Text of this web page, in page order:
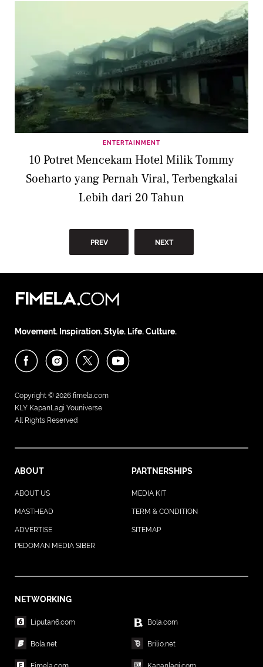
ENTERTAINMENT
10 Potret Mencekam Hotel Milik Tommy
Soeharto yang Pernah Viral, Terbengkalai
Lebih dari 20 Tahun
PREV NEXT
Movement. Inspiration. Style. Life. Culture.
Copyright © 2026 fimela.com
KLY KapanLagi Youniverse
All Rights Reserved
ABOUT PARTNERSHIPS
ABOUT US MEDIA KIT
MASTHEAD TERM & CONDITION
ADVERTISE
SITEMAP
PEDOMAN MEDIA SIBER
NETWORKING
Liputan6.com Bola.com
Bola.net Brilio.net